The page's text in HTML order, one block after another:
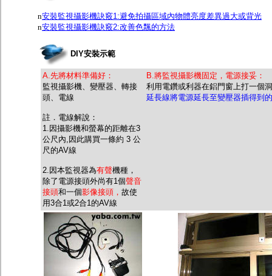
n安裝監視攝影機訣竅1:避免拍攝區域內物體亮度差異過大或背光
n安裝監視攝影機訣竅2:改善色飄的方法
DIY安裝示範
A.先將材料準備好：
監視攝影機、變壓器、轉接
頭、電線
註．電線解說：
1.因攝影機和螢幕的距離在3
公尺內,因此購買一條約 3 公
尺的AV線
2.因本監視器為有聲機種，
除了電源接頭外尚有1個聲音
接頭和一個影像接頭， 故使
用3合1或2合1的AV線
B.將監視攝影機固定，電源接妥：
利用電鑽或利器在鋁門窗上打一個
延長線將電源延長至變壓器插得到